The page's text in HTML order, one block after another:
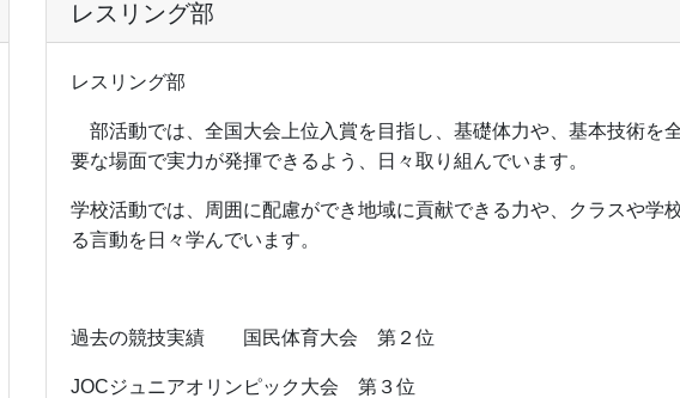
レスリング部
レスリング部
部活動では、全国大会上位入賞を目指し、基礎体力や、基本技術を
要な場面で実力が発揮できるよう、日々取り組んでいます。
学校活動では、周囲に配慮ができ地域に貢献できる力や、クラスや学
る言動を日々学んでいます。
過去の競技実績 国民体育大会 第２位
JOCジュニアオリンピック大会 第３位